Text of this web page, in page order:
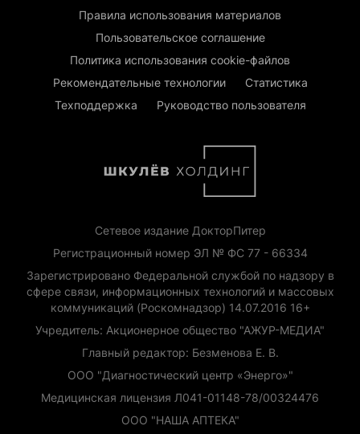
Правила использования материалов
Пользовательское соглашение
Политика использования cookie-файлов
Рекомендательные технологии
Статистика
Техподдержка
Руководство пользователя
Сетевое издание ДокторПитер
Регистрационный номер ЭЛ № ФС 77 - 66334
Зарегистрировано Федеральной службой по надзору в
сфере связи, информационных технологий и массовых
коммуникаций (Роскомнадзор) 14.07.2016 16+
Учредитель: Акционерное общество "АЖУР-МЕДИА"
Главный редактор: Безменова Е. В.
ООО "Диагностический центр «Энерго»"
Медицинская лицензия Л041-01148-78/00324476
ООО "НАША АПТЕКА"